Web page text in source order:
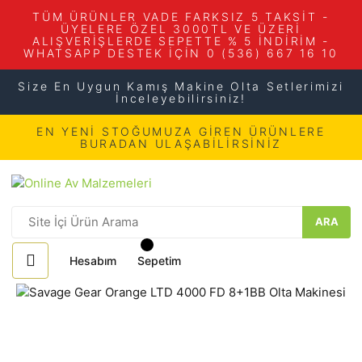
TÜM ÜRÜNLER VADE FARKSIZ 5 TAKSİT -
ÜYELERE ÖZEL 3000TL VE ÜZERİ
ALIŞVERİŞLERDE SEPETTE % 5 İNDİRİM -
WHATSAPP DESTEK İÇİN 0 (536) 667 16 10
Size En Uygun Kamış Makine Olta Setlerimizi
İnceleyebilirsiniz!
EN YENİ STOĞUMUZA GİREN ÜRÜNLERE
BURADAN ULAŞABİLİRSİNİZ
ARA
Hesabım Sepetim